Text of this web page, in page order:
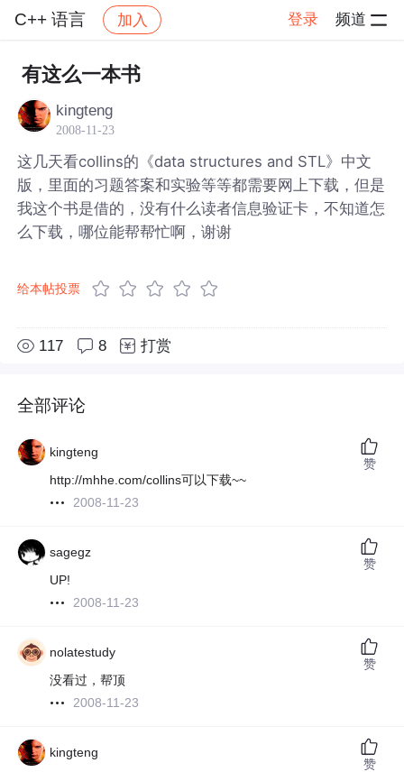
C++ 语言 加入 登录 频道
社区 C++ 语言
有这么一本书
kingteng
2008-11-23
这几天看collins的《data structures and STL》中文
版，里面的习题答案和实验等等都需要网上下载，但是
我这个书是借的，没有什么读者信息验证卡，不知道怎
么下载，哪位能帮帮忙啊，谢谢
给本帖投票
117 8 打赏
全部评论
kingteng
http://mhhe.com/collins可以下载~~
2008-11-23
赞
sagegz
UP!
2008-11-23
赞
nolatestudy
没看过，帮顶
2008-11-23
赞
kingteng
赞